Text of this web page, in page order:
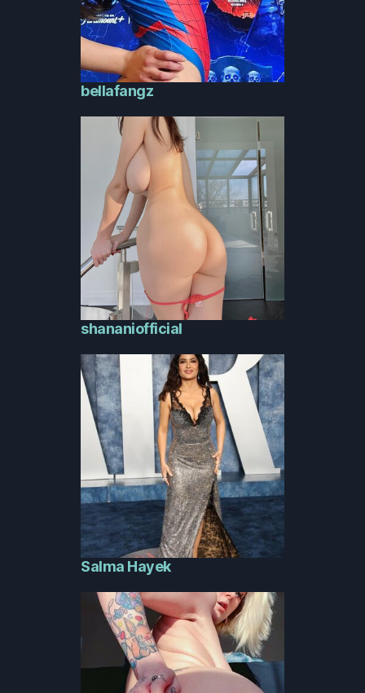
bellafangz
shananiofficial
Salma Hayek